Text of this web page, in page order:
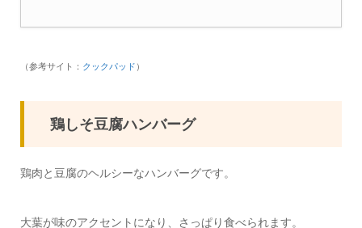
（参考サイト： クックパッド ）
鶏しそ豆腐ハンバーグ
鶏肉と豆腐のヘルシーなハンバーグです。
大葉が味のアクセントになり、さっぱり食べられます。